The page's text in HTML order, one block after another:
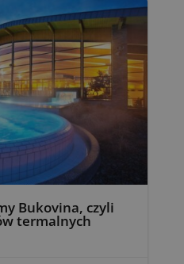
Bukovina, czyli
termalnych